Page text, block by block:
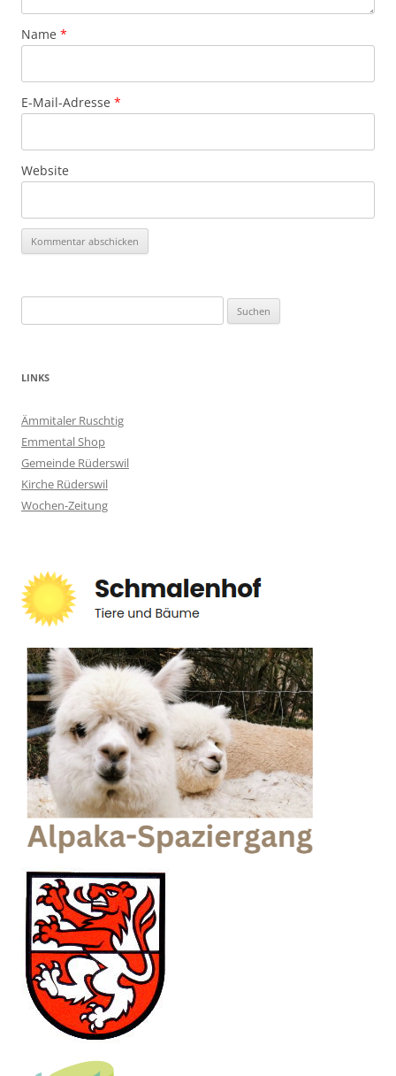
Name *
E-Mail-Adresse *
Website
nach:
LINKS
Ämmitaler Ruschtig
Emmental Shop
Gemeinde Rüderswil
Kirche Rüderswil
Wochen-Zeitung